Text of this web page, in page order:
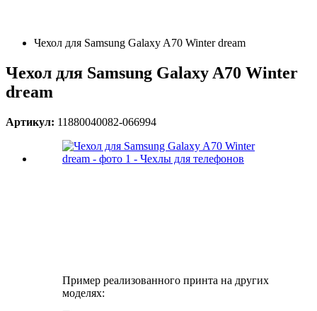
Чехол для Samsung Galaxy A70 Winter dream
Чехол для Samsung Galaxy A70 Winter
dream
Артикул: 11880040082-066994
Пример реализованного принта на других
моделях: